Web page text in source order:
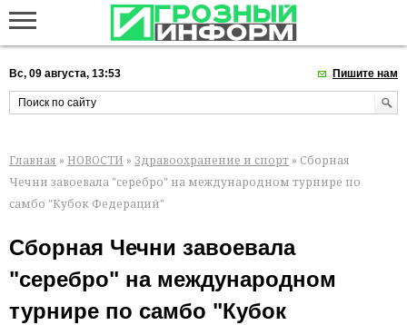
Вс, 09 августа, 13:53 Пишите нам
Главная » НОВОСТИ » Здравоохранение и спорт » Сборная
Чечни завоевала "серебро" на международном турнире по
самбо "Кубок Федераций"
Сборная Чечни завоевала
"серебро" на международном
турнире по самбо "Кубок